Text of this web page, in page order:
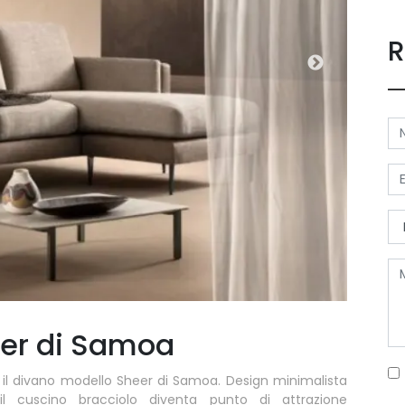
di Samoa
divano modello Sheer di Samoa. Design minimalista
bracciolo diventa punto di attrazione